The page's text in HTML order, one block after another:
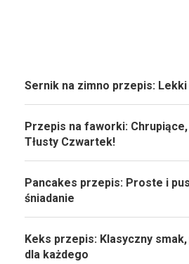
Sernik na zimno przepis:
Przepis na faworki:
Tłusty Czwartek!
Pancakes przepis: Proste i
śniadanie
Keks przepis: Klasyczny
dla każdego